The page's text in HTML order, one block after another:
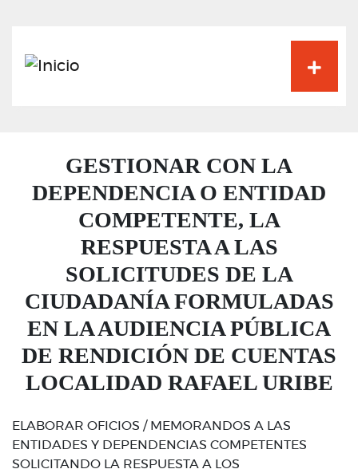
GESTIONAR CON LA
DEPENDENCIA O ENTIDAD
COMPETENTE, LA
RESPUESTA A LAS
SOLICITUDES DE LA
CIUDADANÍA FORMULADAS
EN LA AUDIENCIA PÚBLICA
DE RENDICIÓN DE CUENTAS
LOCALIDAD RAFAEL URIBE
ELABORAR OFICIOS / MEMORANDOS A LAS
ENTIDADES Y DEPENDENCIAS COMPETENTES
SOLICITANDO LA RESPUESTA A LOS